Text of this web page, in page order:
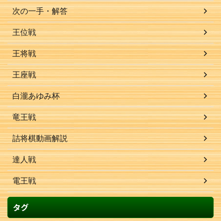
次の一手・解答
王位戦
王将戦
王座戦
白瀧あゆみ杯
竜王戦
詰将棋動画解説
達人戦
電王戦
タグ